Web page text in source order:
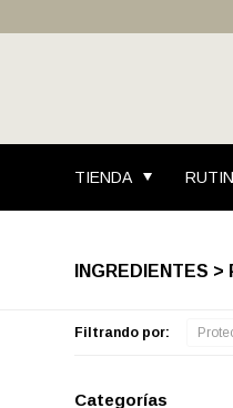
TIENDA
INGREDIENTES
Filtrando por:
Categorías